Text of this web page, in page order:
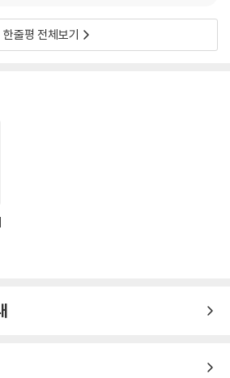
시아의, 한국의 개발국가는 소농 출신 도시민
의 개인들은 각자 일을 그만두는 시점까지
개간지 경쟁과 크게 다르지 않은 것이었다.
으로 분할된 자산 계급의 출현이다. 자산을 기
있는 상층 20퍼센트의 자산 소유 계급, 자산
만 하는 자산 소비 계급(다수의 중산층), 그리
충분한 자산으로 국가와 자식 외에는 의지할
계급이 그들이다. 그리고 이 분할의 결과는 오
계 최고의 노인 빈곤율이다. 노인을 공경하
자산에 의한 사적 복지의 전통은 더욱 강화될
제와 불평등의 정치심리학」 중에서
한줄평 전체보기